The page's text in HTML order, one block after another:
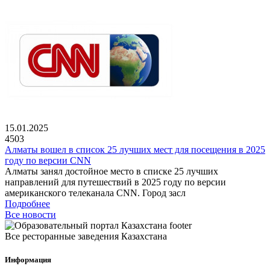
15.01.2025
4503
Алматы вошел в список 25 лучших мест для посещения в 2025
году по версии CNN
Алматы занял достойное место в списке 25 лучших
направлений для путешествий в 2025 году по версии
американского телеканала CNN. Город засл
Подробнее
Все новости
Все ресторанные заведения Казахстана
Информация